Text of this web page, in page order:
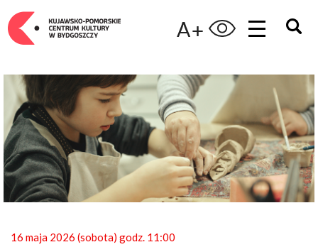
A+
16 maja 2026 (sobota) godz. 11:00